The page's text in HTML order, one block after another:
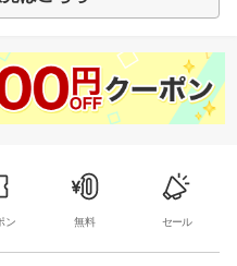
ン 無料 セール